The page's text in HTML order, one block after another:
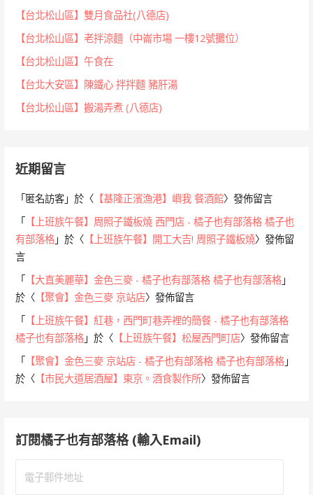
【台北松山區】雙月食品社(八德店)
【台北松山區】老拌涼麵（中崙市場 一樓12號攤位）
【台北松山區】午食在
【台北大安區】陳鐵心 拌拌麵 豬肝湯
【台北松山區】搬湯弄煮 (八德店)
近期留言
「匿名訪客 」於〈 【基隆正濱漁港】嶼我 餐酒館〉發佈留言
「 【上班族午餐】周照子鐵板燒 西門店 - 橘子也有部落格 橘子也
有部落格 」於〈 【上班族午餐】開工大吉! 周照子鐵板燒〉發佈留
言
「 【大直美麗華】金色三麥 - 橘子也有部落格 橘子也有部落格 」
於〈 【聚會】金色三麥 京站店〉發佈留言
「 【上班族午餐】紅巷，西門町巷弄裡的簡餐 - 橘子也有部落格
橘子也有部落格 」於〈 【上班族午餐】松屋西門町店〉發佈留言
「 【聚會】金色三麥 京站店 - 橘子也有部落格 橘子也有部落格 」
於〈 【市民大道居酒屋】東京。酒食製作所〉發佈留言
訂閱橘子也有部落格 (輸入Email)